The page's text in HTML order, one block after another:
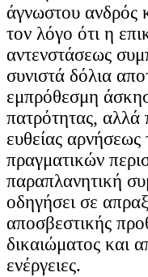
άγνωστου ανδρός
τον λόγο ότι η
αντενστάσεως
συνιστά δόλια
εμπρόθεσμη
πατρότητας, αλλά
ευθείας
πραγματικών
παραπλανητική
οδηγήσει σε
αποσβεστικής
δικαιώματος και
ενέργειες.